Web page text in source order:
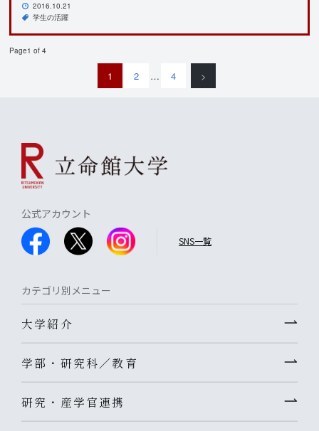
2016.10.21
学生の活躍
Page1 of 4
1 2 … 4 >
公式アカウント
SNS一覧
カテゴリ別メニュー
大学紹介
学部・研究科／教育
研究・産学官連携